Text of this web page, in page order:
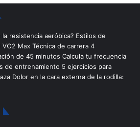
c
b
o
u
u
b
s
a
g
k
o
k
la resistencia aeróbica? Estilos de
VO2 Max Técnica de carrera 4
de 45 minutos Calcula tu frecuencia
de entrenamiento 5 ejercicios para
Dolor en la cara externa de la rodilla: